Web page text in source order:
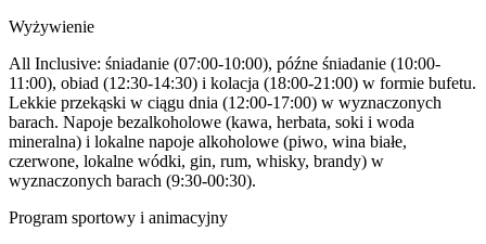
Wyżywienie
All Inclusive: śniadanie (07:00-10:00), późne śniadanie (10:00-
11:00), obiad (12:30-14:30) i kolacja (18:00-21:00) w formie bufetu.
Lekkie przekąski w ciągu dnia (12:00-17:00) w wyznaczonych
barach. Napoje bezalkoholowe (kawa, herbata, soki i woda
mineralna) i lokalne napoje alkoholowe (piwo, wina białe,
czerwone, lokalne wódki, gin, rum, whisky, brandy) w
wyznaczonych barach (9:30-00:30).
Program sportowy i animacyjny